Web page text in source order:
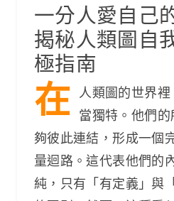
一分人愛自己
揭秘人類圖自
極指南
在 人類圖的世界裡
當獨特。他們
夠彼此連結，形成一個
量迴路。這代表他們的
純，只有「有定義」與